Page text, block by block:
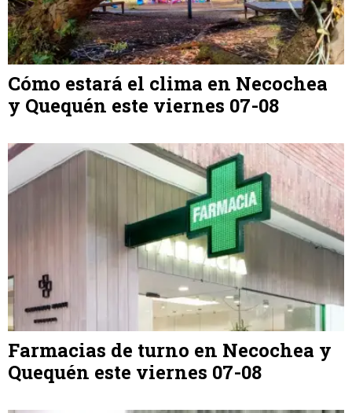
Cómo estará el clima en Necochea
y Quequén este viernes 07-08
Farmacias de turno en Necochea y
Quequén este viernes 07-08